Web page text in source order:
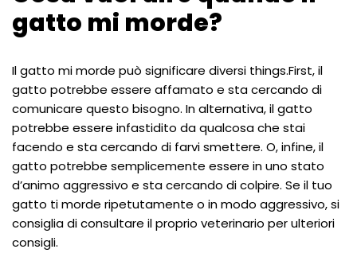
gatto mi morde?
Il gatto mi morde può significare diversi things.First, il
gatto potrebbe essere affamato e sta cercando di
comunicare questo bisogno. In alternativa, il gatto
potrebbe essere infastidito da qualcosa che stai
facendo e sta cercando di farvi smettere. O, infine, il
gatto potrebbe semplicemente essere in uno stato
d’animo aggressivo e sta cercando di colpire. Se il tuo
gatto ti morde ripetutamente o in modo aggressivo, si
consiglia di consultare il proprio veterinario per ulteriori
consigli.